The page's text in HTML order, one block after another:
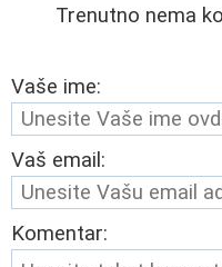
Trenutno nema
Vaše ime:
Vaš email:
Komentar: